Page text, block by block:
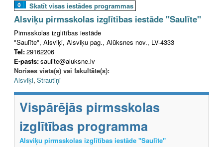
Skatīt visas iestādes programmas
Alsviķu pirmsskolas izglītības iestāde "Saulīte"
Pirmsskolas izglītības iestāde
"Saulīte", Alsviķi, Alsviķu pag., Alūksnes nov., LV-4333
Tel:29162206
E-pasts:saulite@aluksne.lv
Norises vieta(s) vai fakultāte(s):
Alsviķi, Strautiņi
Vispārējās pirmsskolas
izglītības programma
Alsviķu pirmsskolas izglītības iestāde "Saulīte"